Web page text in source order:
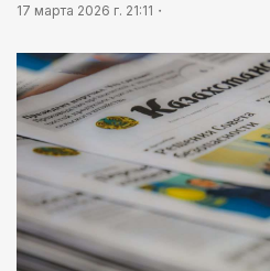
17 марта 2026 г. 21:11